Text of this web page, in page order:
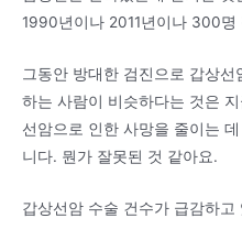
1990년이나 2011년이나 300명
그동안 방대한 검진으로 갑상
하는 사람이 비슷하다는 것은
선암으로 인한 사망을 줄이는
니다. 뭔가 잘못된 것 같아요.
갑상선암 수술 건수가 급감하고